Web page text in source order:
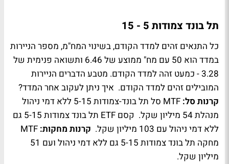
תל בונד צמודות 5 - 15
כל התנאים זהים למדד הקודם, בשינוי המח"מ, מספר הניירות
במדד הוא 50 עם מח" ממוצע של 6.46 ותשואה פנימית של
3.28 - כמעט זהה למדד הקודם. מטבע הדברים הניירות
המובילים זהים למדד הקודם. איך ניתן לעקוב אחר המדד?
קרנות סל:
MTF סל תל בונד-צמודות 5-15 ללא דמי ניהול
מנהלת 54 מיליון שקל. קסם ETF תל בונד צמודות 5-15 גם
ללא דמי ניהול עם 103 מיליון שקל.
קרנות מחקות: MTF
מחקה תל בונד צמודות 5-15 גם ללא דמי ניהול ועם 51
מיליון שקל.